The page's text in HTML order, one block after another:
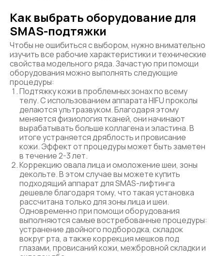
Как выбрать оборудование для
SMAS-подтяжки
Чтобы не ошибиться с выбором, нужно внимательно
изучить все рабочие характеристики и технические
свойства модельного ряда. Зачастую при помощи
оборудования можно выполнять следующие
процедуры:
Подтяжку кожи в проблемных зонах по всему
телу. С использованием аппарата HIFU проколы
делаются ультразвуком. Благодаря этому
меняется физиология тканей, они начинают
вырабатывать больше коллагена и эластина. В
итоге устраняется дряблость и провисание
кожи. Эффект от процедуры может быть заметен
в течение 2-3 лет.
Коррекцию овала лица и омоложение шеи, зоны
декольте. В этом случае вы можете купить
подходящий аппарат для SMAS-лифтинга
дешевле благодаря тому, что такая установка
рассчитана только для зоны лица и шеи.
Одновременно при помощи оборудования
выполняются самые востребованные процедуры:
устранение двойного подбородка, складок
вокруг рта, а также коррекция мешков под
глазами, провисаний кожи, межбровной складки и